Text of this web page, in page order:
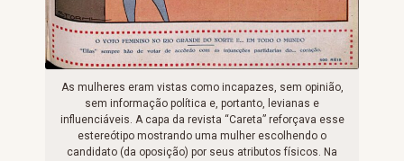
As mulheres eram vistas como incapazes, sem opinião,
sem informação política e, portanto, levianas e
influenciáveis. A capa da revista “Careta” reforçava esse
estereótipo mostrando uma mulher escolhendo o
candidato (da oposição) por seus atributos físicos. Na